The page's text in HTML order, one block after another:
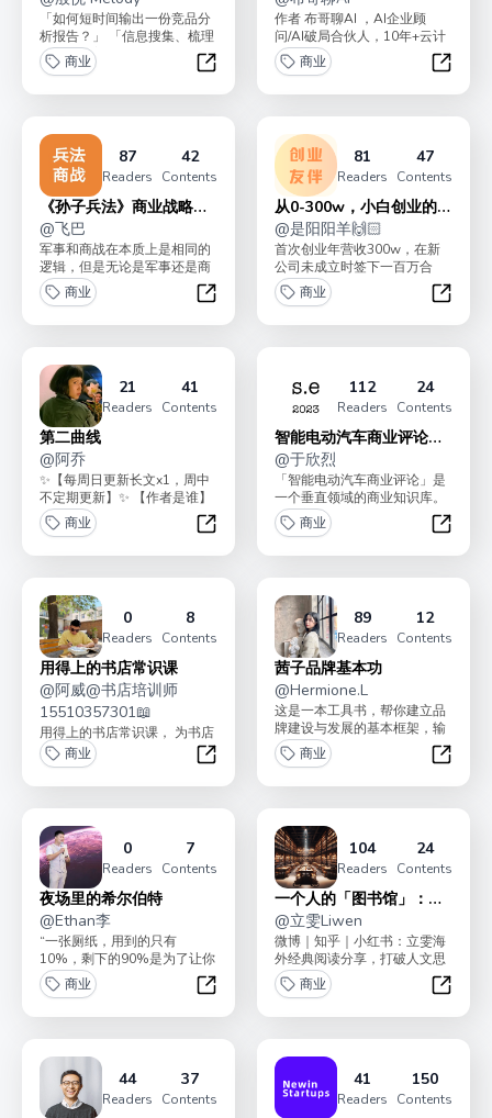
「如何短时间输出一份竞品分
析报告？」 「信息搜集、梳理
表达如何着手？」 「如何输出
质量更高的洞察...
商业
如何快速了解一家公司
作者 布哥聊AI ，AI企业顾
问/AI破局合伙人，10年+云计
算、大数据、人工智能技术企
业服务实践经...
商业
《程
87
Readers
42
Contents
《孙子兵法》商业战略入
门
@飞巴
军事和商战在本质上是相同的
逻辑，但是无论是军事还是商
业战略对于普通人来说都太难
了，我们希望通过对《孙...
商业
《孙子兵法》商业战略入门
81
Readers
47
Contents
从0-300w，小白创业的必
修秘籍
@是阳阳羊🙌🏻
首次创业年营收300w，在新
公司未成立时签下一百万合
同，二次创业项目一成立拿下
第一笔12w天使投资款...
商业
从0-
21
Readers
41
Contents
第二曲线
@阿乔
✨【每周日更新长文x1，周中
不定期更新】✨ 【作者是谁】
1. 消费品从业者2. 创作者：8
年长文写作...
商业
第二曲线
112
Readers
24
Contents
智能电动汽车商业评论｜
2023
@于欣烈
「智能电动汽车商业评论」是
一个垂直领域的商业知识库。
分析新能源汽车行业的商业模
式、公司战略和用户体验...
商业
智能
0
Readers
8
Contents
用得上的书店常识课
@阿威@书店培训师
15510357301📖
用得上的书店常识课， 为书店
专业化赋能。
商业
用得上的书店常识课
89
Readers
12
Contents
茜子品牌基本功
@Hermione.L
这是一本工具书，帮你建立品
牌建设与发展的基本框架，输
入基础知识。
商业
茜子
0
Readers
7
Contents
夜场里的希尔伯特
@Ethan李
“一张厕纸，用到的只有
10%，剩下的90%是为了让你
的手不沾到屎。”在这里我们只
讨论创业和生活中这9...
商业
夜场里的希尔伯特
104
Readers
24
Contents
一个人的「图书馆」：关
注商业、人文、心理
@立雯Liwen
微博｜知乎｜小红书：立雯海
外经典阅读分享，打破人文思
想茧房。是高浓度「图书
馆」，专注经典的、“长”销...
商业
一个
44
Readers
37
Contents
41
Readers
150
Contents